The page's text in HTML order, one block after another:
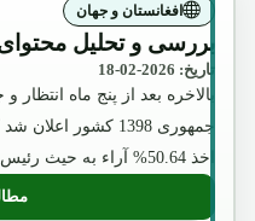
افغانستان و جهان
بررسی و تحلیل
تاریخ: 2026-02-18
بالاخره بعد از پنج ماه انتظار
جمهوری 1398 کشور
اخذ 50.64% آراء به حیث رئیس جمهور منتخب کشور…